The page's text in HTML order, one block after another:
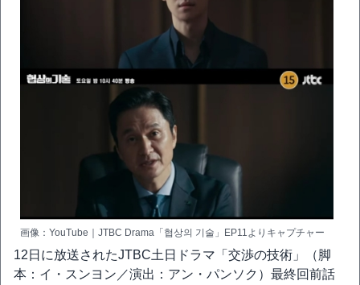
画像：YouTube｜JTBC Drama「협상의 기술」EP11よりキャプチャー
12日に放送されたJTBC土日ドラマ「交渉の技術」（脚
本：イ・スンヨン／演出：アン・パンソク）最終回前話